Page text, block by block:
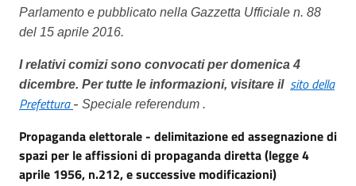
Parlamento e pubblicato nella Gazzetta Ufficiale n. 88
del 15 aprile 2016.
I relativi comizi sono convocati per domenica 4
dicembre. Per tutte le informazioni, visitare il sito della
Prefettura- Speciale referendum .
Propaganda elettorale - delimitazione ed assegnazione di
spazi per le affissioni di propaganda diretta (legge 4
aprile 1956, n.212, e successive modificazioni)